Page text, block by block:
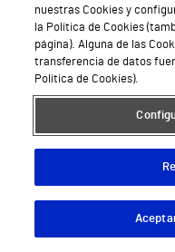
Hospital
Hospital Vithas
Todos
Descargar App
nuestras Cookies y
la Política de Cookies
página). Alguna de las
transferencia de datos
Política de Cookies).